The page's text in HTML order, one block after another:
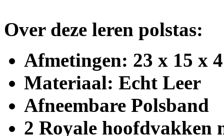
Over deze leren polstas:
Afmetingen: 23 x 15 x
Materiaal: Echt Leer
Afneembare Polsband
2 Royale hoofdvakken